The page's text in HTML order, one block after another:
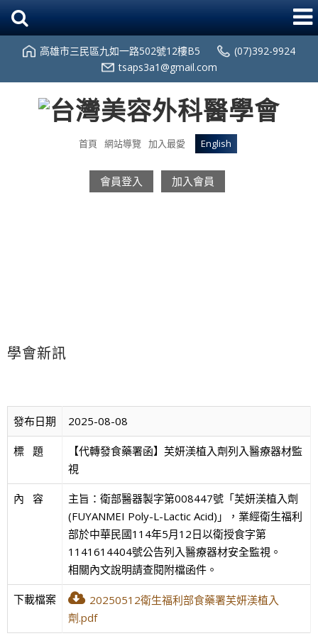
高雄市三民區九如一路502號12樓B5
(07)392-9924
tsaps3a1@gmail.com
首頁 網站導覽 加入最愛 English
會員登入 加入會員
學會新訊
發布日期 2025-08-08
標   題
【代轉發食藥署函】芙妍渼植入劑列入醫療器材監
視
內   容
主旨：衛部醫器製字第008447號「芙妍渼植入劑
(FUYANMEI Poly-L-Lactic Acid)」，業經衛生福利
部於中華民國114年5月12日以衛授食字第
1141614404號公告列入醫療器材安全監視。
相關內文說明請查閱附檔函件。
下載檔案
20250512衛生福利部食藥署芙妍渼植入
劑.pdf